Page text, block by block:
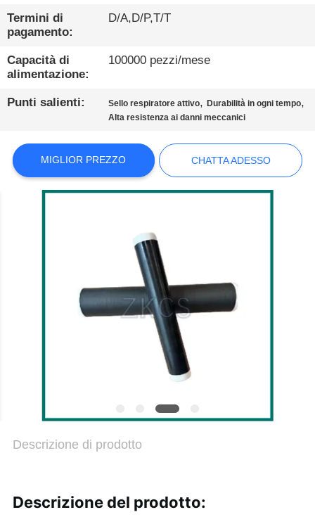
NOTIZIE
CASI
BLOG
MAPPA
DEL
SITO
PRIVACY
Termini di
pagamento:
D/A,D/P,T/T
Capacità di
alimentazione:
100000 pezzi/mese
Punti salienti: Sello respiratore attivo,Durabilità in ogni tempo,
Alta resistenza ai danni meccanici
MIGLIOR PREZZO CHATTA ADESSO
Descrizione di prodotto
Descrizione del prodotto: